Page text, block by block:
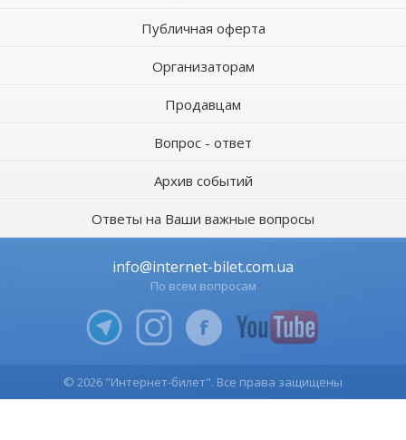
Публичная оферта
Организаторам
Продавцам
Вопрос - ответ
Архив событий
Ответы на Ваши важные вопросы
info@internet-bilet.com.ua
По всем вопросам
© 2026 "Интернет-билет". Все права защищены